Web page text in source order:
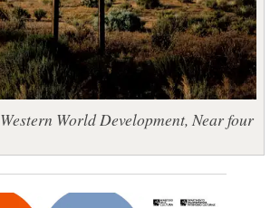
Western World Development, Near four